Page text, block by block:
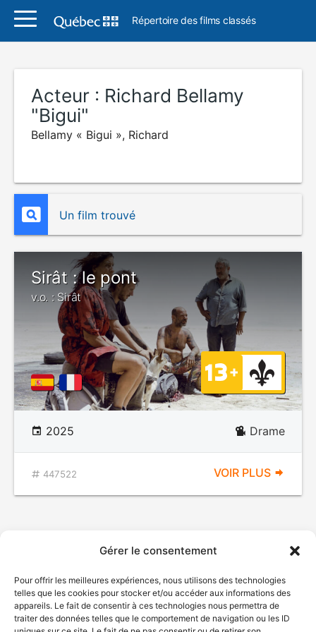
Gérer le consentement
Pour offrir les meilleures expériences, nous utilisons des technologies
telles que les cookies pour stocker et/ou accéder aux informations des
appareils. Le fait de consentir à ces technologies nous permettra de
traiter des données telles que le comportement de navigation ou les ID
Répertoire des films classés
Acteur : Richard Bellamy
"Bigui"
Bellamy « Bigui », Richard
Un film trouvé
Sirât : le pont
v.o. : Sirât
2025 Drame
447522 VOIR PLUS